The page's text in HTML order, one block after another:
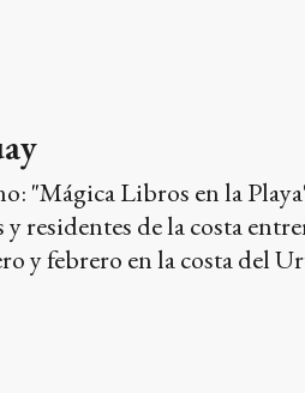
"Mágica Libros en la
residentes de la costa
y febrero en la costa del